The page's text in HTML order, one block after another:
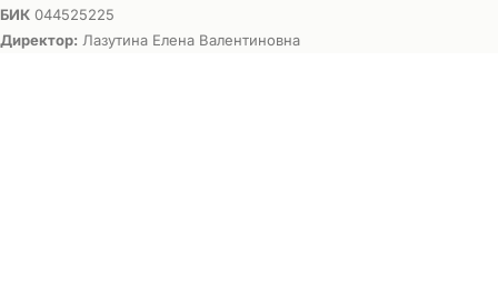
БИК 044525225
Директор: Лазутина Елена Валентиновна